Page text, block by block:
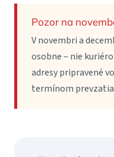
Pozor na
V novembri a
osobne – nie
adresy pripravené
termínom